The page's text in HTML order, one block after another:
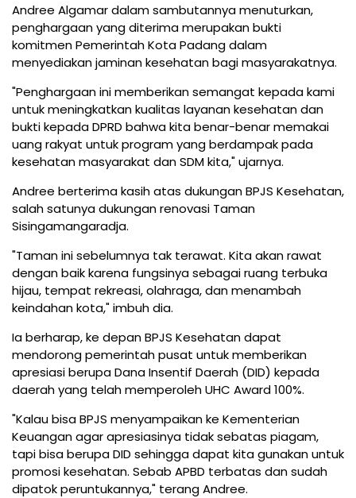
Andree Algamar dalam sambutannya menuturkan,
penghargaan yang diterima merupakan bukti
komitmen Pemerintah Kota Padang dalam
menyediakan jaminan kesehatan bagi masyarakatnya.
"Penghargaan ini memberikan semangat kepada kami
untuk meningkatkan kualitas layanan kesehatan dan
bukti kepada DPRD bahwa kita benar-benar memakai
uang rakyat untuk program yang berdampak pada
kesehatan masyarakat dan SDM kita," ujarnya.
Andree berterima kasih atas dukungan BPJS Kesehatan,
salah satunya dukungan renovasi Taman
Sisingamangaradja.
"Taman ini sebelumnya tak terawat. Kita akan rawat
dengan baik karena fungsinya sebagai ruang terbuka
hijau, tempat rekreasi, olahraga, dan menambah
keindahan kota," imbuh dia.
Ia berharap, ke depan BPJS Kesehatan dapat
mendorong pemerintah pusat untuk memberikan
apresiasi berupa Dana Insentif Daerah (DID) kepada
daerah yang telah memperoleh UHC Award 100%.
"Kalau bisa BPJS menyampaikan ke Kementerian
Keuangan agar apresiasinya tidak sebatas piagam,
tapi bisa berupa DID sehingga dapat kita gunakan untuk
promosi kesehatan. Sebab APBD terbatas dan sudah
dipatok peruntukannya," terang Andree.